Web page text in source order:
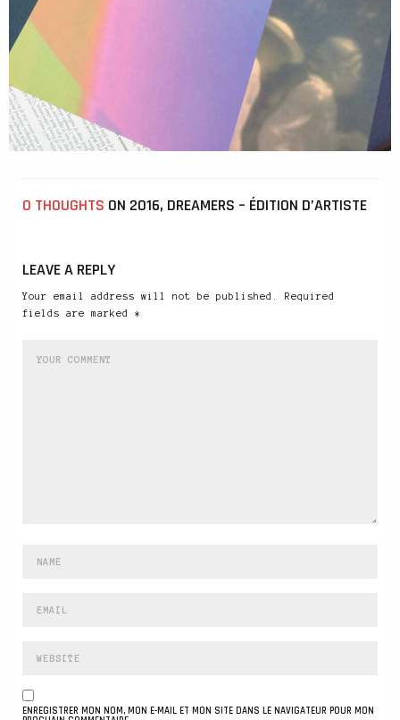
0 THOUGHTS ON 2016, DREAMERS – ÉDITION D’ARTISTE
LEAVE A REPLY
Your email address will not be published. Required
fields are marked *
ENREGISTRER MON NOM, MON E-MAIL ET MON SITE DANS LE NAVIGATEUR POUR MON